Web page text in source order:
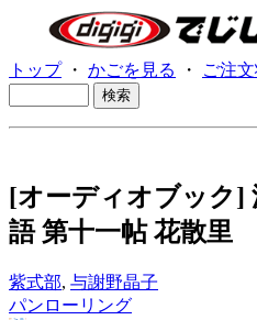
トップ・ かごを見る ・ ご注
[オーディオブック]
語 第十一帖 花散里
紫式部, 与謝野晶子
パンローリング